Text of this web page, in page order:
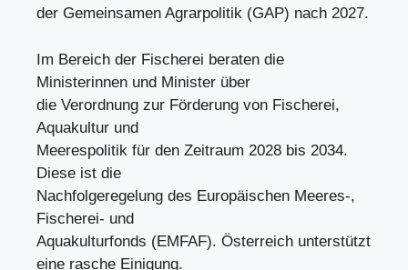
der Gemeinsamen Agrarpolitik (GAP) nach 2027.
Im Bereich der Fischerei beraten die
Ministerinnen und Minister über
die Verordnung zur Förderung von Fischerei,
Aquakultur und
Meerespolitik für den Zeitraum 2028 bis 2034.
Diese ist die
Nachfolgeregelung des Europäischen Meeres-,
Fischerei- und
Aquakulturfonds (EMFAF). Österreich unterstützt
eine rasche Einigung.